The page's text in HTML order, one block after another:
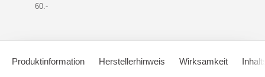
60.-
Produktinformation Herstellerhinweis Wirksamkeit